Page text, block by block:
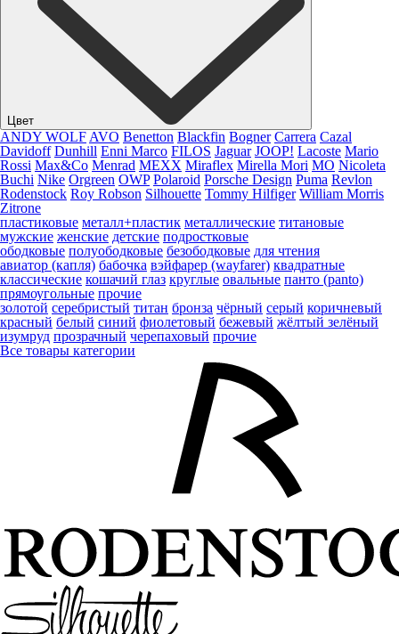
Цвет
ANDY WOLF AVO Benetton Blackfin Bogner Carrera Cazal
Davidoff Dunhill Enni Marco FILOS Jaguar JOOP! Lacoste Mario
Rossi Max&Co Menrad MEXX Miraflex Mirella Mori MO Nicoleta
Buchi Nike Orgreen OWP Polaroid Porsche Design Puma Revlon
Rodenstock Roy Robson Silhouette Tommy Hilfiger William Morris
Zitrone
пластиковые металл+пластик металлические титановые
мужские женские детские подростковые
ободковые полуободковые безободковые для чтения
авиатор (капля) бабочка вэйфарер (wayfarer) квадратные
классические кошачий глаз круглые овальные панто (panto)
прямоугольные прочие
золотой серебристый титан бронза чёрный серый коричневый
красный белый синий фиолетовый бежевый жёлтый зелёный
изумруд прозрачный черепаховый прочие
Все товары категории